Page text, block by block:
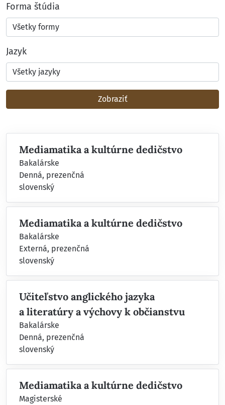
Forma štúdia
Jazyk
Zobraziť
Mediamatika a kultúrne dedičstvo
Bakalárske
Denná, prezenčná
slovenský
Mediamatika a kultúrne dedičstvo
Bakalárske
Externá, prezenčná
slovenský
Učiteľstvo anglického jazyka
a literatúry a výchovy k občianstvu
Bakalárske
Denná, prezenčná
slovenský
Mediamatika a kultúrne dedičstvo
Magisterské